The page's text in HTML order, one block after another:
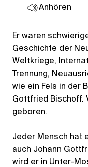
Anhören
Er waren
Geschichte der
Weltkriege,
Trennung,
wie ein Fels in der
Gottfried Bischoff.
geboren.
Jeder Mensch hat
auch Johann
wird er in Unter-